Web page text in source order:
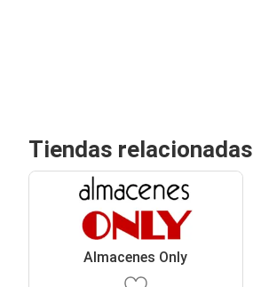
Tiendas relacionadas
Almacenes Only